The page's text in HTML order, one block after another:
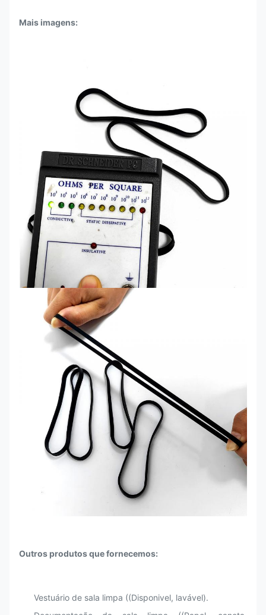
Mais imagens:
Outros produtos que fornecemos:
Vestuário de sala limpa ((Disponivel, lavável).